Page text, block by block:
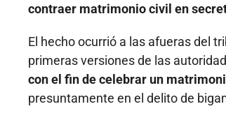
contraer matrimonio civil en
El hecho ocurrió a las afueras del
primeras versiones de las
con el fin de celebrar un
presuntamente en el delito de